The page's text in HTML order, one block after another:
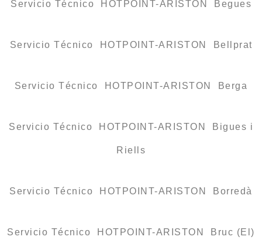
Servicio Técnico HOTPOINT-ARISTON Begues
Servicio Técnico HOTPOINT-ARISTON Bellprat
Servicio Técnico HOTPOINT-ARISTON Berga
Servicio Técnico HOTPOINT-ARISTON Bigues i
Riells
Servicio Técnico HOTPOINT-ARISTON Borredà
Servicio Técnico HOTPOINT-ARISTON Bruc (El)